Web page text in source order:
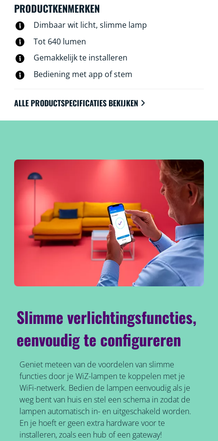
uitschakelen gebaseerd op jouw dag- of weekritme.
gaan. Je kunt ze bedienen met je smartphone of met je
stem, zelfs als je niet thuis bent. WiZ lampen werken
op je eigen wifinetwerk. Meer heb je niet nodig.
PRODUCTKENMERKEN
Dimbaar wit licht, slimme lamp
Tot 640 lumen
Gemakkelijk te installeren
Bediening met app of stem
ALLE PRODUCTSPECIFICATIES BEKIJKEN
Slimme verlichtingsfuncties,
eenvoudig te configureren
Geniet meteen van de voordelen van slimme
functies door je WiZ-lampen te koppelen met je
WiFi-netwerk. Bedien de lampen eenvoudig als je
weg bent van huis en stel een schema in zodat de
lampen automatisch in- en uitgeschakeld worden.
En je hoeft er geen extra hardware voor te
installeren, zoals een hub of een gateway!